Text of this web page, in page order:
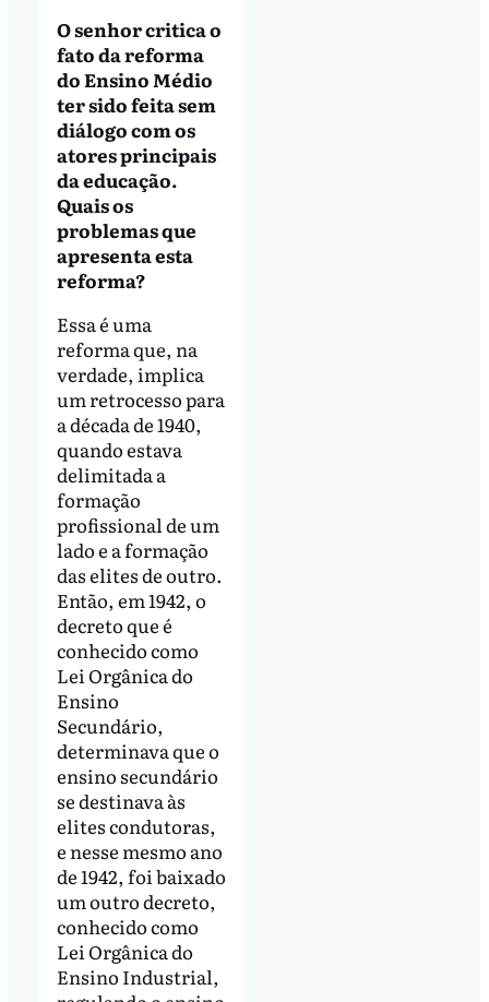
O senhor critica o
fato da reforma
do Ensino Médio
ter sido feita sem
diálogo com os
atores principais
da educação.
Quais os
problemas que
apresenta esta
reforma?
Essa é uma
reforma que, na
verdade, implica
um retrocesso para
a década de 1940,
quando estava
delimitada a
formação
profissional de um
lado e a formação
das elites de outro.
Então, em 1942, o
decreto que é
conhecido como
Lei Orgânica do
Ensino
Secundário,
determinava que o
ensino secundário
se destinava às
elites condutoras,
e nesse mesmo ano
de 1942, foi baixado
um outro decreto,
conhecido como
Lei Orgânica do
Ensino Industrial,